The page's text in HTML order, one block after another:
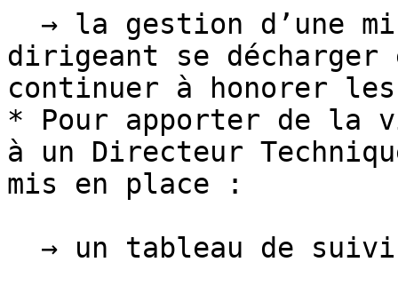
dirigeant se décharger
continuer à honorer
* Pour apporter de la
à un Directeur
mis en place :